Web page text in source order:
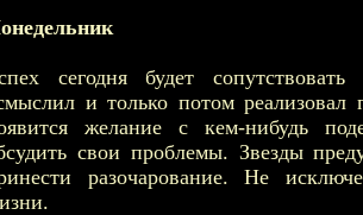
сегодня будет
и только потом
желание с кем-нибудь
свои проблемы. Звезды
разочарование. Не